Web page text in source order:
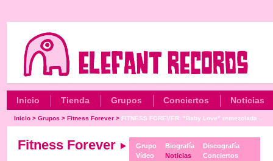
Inicio Tienda Grupos Conciertos Noticias
Inicio >Grupos >Fitness Forever > FITNESS FOREVER: "Baby Love" remezclada...
Fitness Forever
Grupo
Vídeo
Biografía
Noticias
Discografía
Conciertos